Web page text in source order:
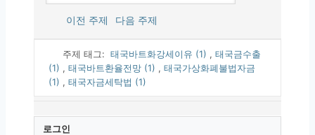
이전 주제 다음 주제
주제 태그: 태국바트화강세이유 (1) , 태국금수출
(1) , 태국바트환율전망 (1) , 태국가상화폐불법자금
(1) , 태국자금세탁법 (1)
로그인